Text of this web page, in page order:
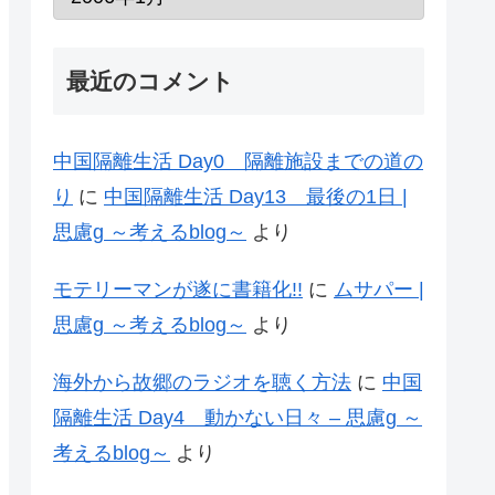
最近のコメント
中国隔離生活 Day0 隔離施設までの道の
り に 中国隔離生活 Day13 最後の1日 |
思慮g ～考えるblog～ より
モテリーマンが遂に書籍化!! に ムサパー |
思慮g ～考えるblog～ より
海外から故郷のラジオを聴く方法 に 中国
隔離生活 Day4 動かない日々 – 思慮g ～
考えるblog～ より